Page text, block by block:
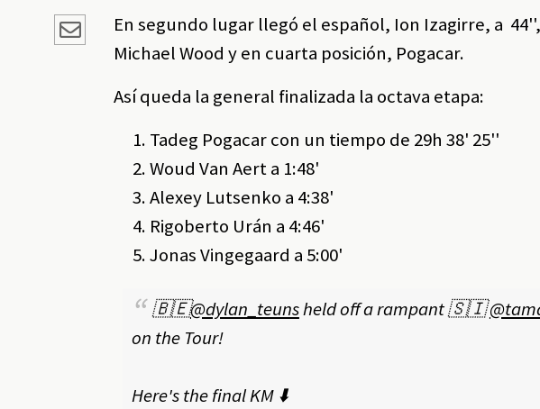
En segundo lugar llegó el español, Ion Izagirre, a
Michael Wood y en cuarta posición, Pogacar.
Así queda la general finalizada la octava etapa:
Tadeg Pogacar con un tiempo de 29h 38' 25''
Woud Van Aert a 1:48'
Alexey Lutsenko a 4:38'
Rigoberto Urán a 4:46'
Jonas Vingegaard a 5:00'
🇧🇪@dylan_teunsheld off a rampant 🇸🇮
on the Tour!
Here's the final KM ⬇️